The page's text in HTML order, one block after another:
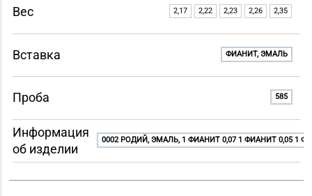
Вес 2,17 2,22 2,23 2,26 2,35
Вставка ФИАНИТ, ЭМАЛЬ
Проба 585
Информация
об изделии
0002 РОДИЙ, ЭМАЛЬ, 1 ФИАНИТ 0,07 1 ФИАНИТ 0,05 1